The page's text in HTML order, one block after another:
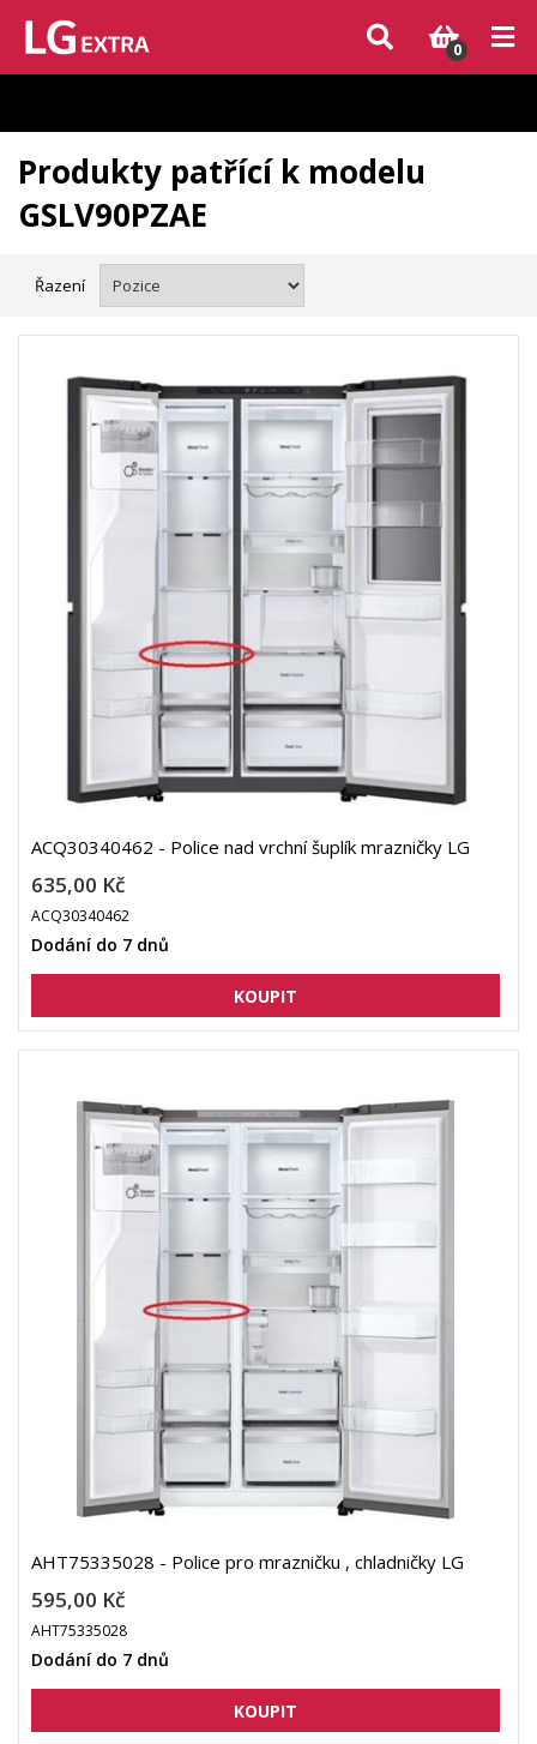
Vzhledem k aktuální situaci se může dodání dílů, které nejsou skladem,
zpozdit. Děkujeme za pochopení.
0
Produkty patřící k modelu
GSLV90PZAE
Řazení
ACQ30340462 - Police nad vrchní šuplík mrazničky LG
635,00 Kč
ACQ30340462
Dodání do 7 dnů
AHT75335028 - Police pro mrazničku , chladničky LG
595,00 Kč
AHT75335028
Dodání do 7 dnů